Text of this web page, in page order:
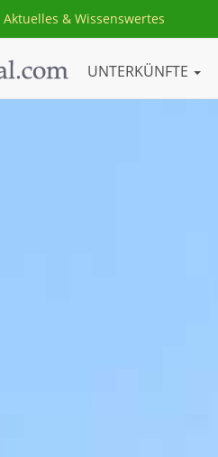
Aktuelles & Wissenswertes
UNTERKÜNFTE